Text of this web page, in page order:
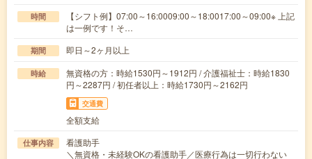
時間
【シフト例】07:00～16:0009:00～18:0017:00～09:00※ 上記
は一例です！そ…
期間 即日～2ヶ月以上
時給
無資格の方：時給1530円～1912円 / 介護福祉士：時給1830
円～2287円 / 初任者以上：時給1730円～2162円
交通費
全額支給
仕事内容
看護助手
＼無資格・未経験OKの看護助手／医療行為は一切行わない